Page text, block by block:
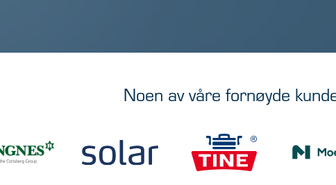
Noen av våre fornøyde